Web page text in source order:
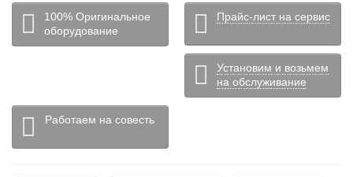
100% Оригинальное
оборудование
Прайс-лист на сервис
Установим и возьмем
на обслуживание
Работаем на совесть